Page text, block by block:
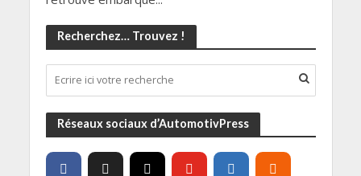
Recherchez… Trouvez !
Réseaux sociaux d’AutomotivPress